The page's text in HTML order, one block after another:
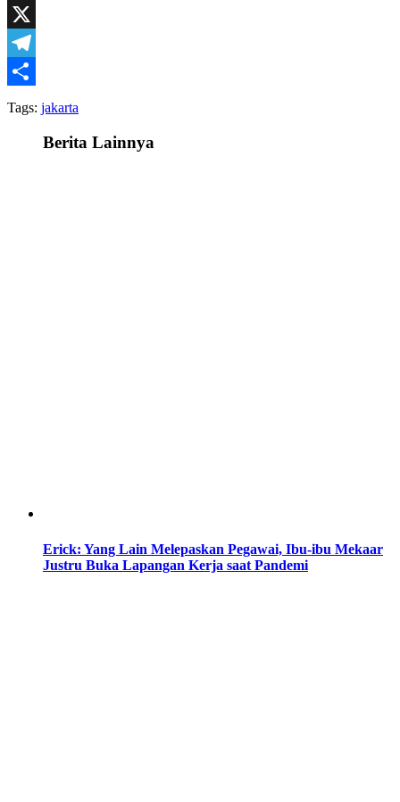
Facebook
X
Telegram
Share
Tags: jakarta
Berita Lainnya
Erick: Yang Lain Melepaskan Pegawai, Ibu-ibu Mekaar
Justru Buka Lapangan Kerja saat Pandemi